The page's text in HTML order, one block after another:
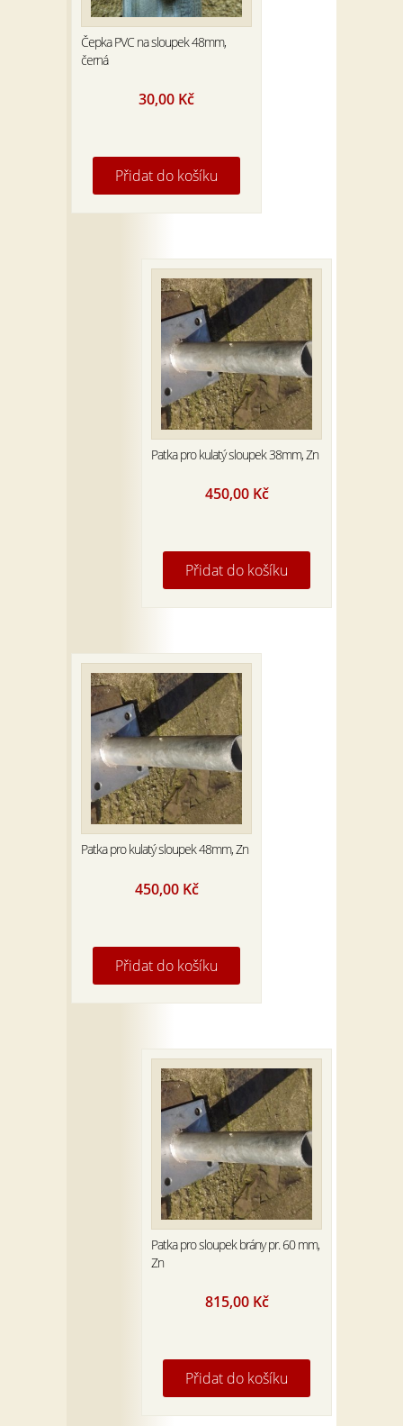
Čepka PVC na sloupek 48mm,
černá
30,00 Kč
Přidat do košíku
Patka pro kulatý sloupek 38mm, Zn
450,00 Kč
Přidat do košíku
Patka pro kulatý sloupek 48mm, Zn
450,00 Kč
Přidat do košíku
Patka pro sloupek brány pr. 60 mm,
Zn
815,00 Kč
Přidat do košíku